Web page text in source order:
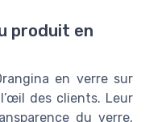
produit en
en verre sur
des clients. Leur
du verre,